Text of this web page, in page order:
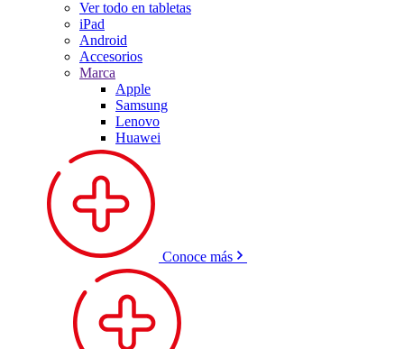
Ver todo en tabletas
iPad
Android
Accesorios
Marca
Apple
Samsung
Lenovo
Huawei
Conoce más